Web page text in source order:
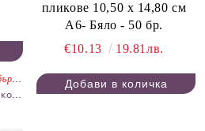
Продукта се изчерпва твърде бързо.
пликове 10,50 х 14,80 см
А6- Бяло - 50 бр.
€10.13
19.81лв.